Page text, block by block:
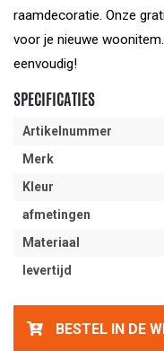
raamdecoratie. Onze
voor je nieuwe
eenvoudig!
SPECIFICATIES
Artikelnummer
Merk
Kleur
afmetingen
Materiaal
levertijd
BESTEL IN DE